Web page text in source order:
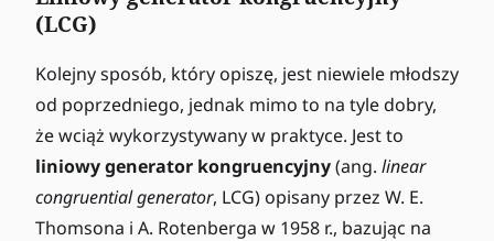
(LCG)
Kolejny sposób, który opiszę, jest niewiele młodszy
od poprzedniego, jednak mimo to na tyle dobry,
że wciąż wykorzystywany w praktyce. Jest to
liniowy generator kongruencyjny(ang. linear
congruential generator, LCG) opisany przez W. E.
Thomsona i A. Rotenberga w 1958 r., bazując na